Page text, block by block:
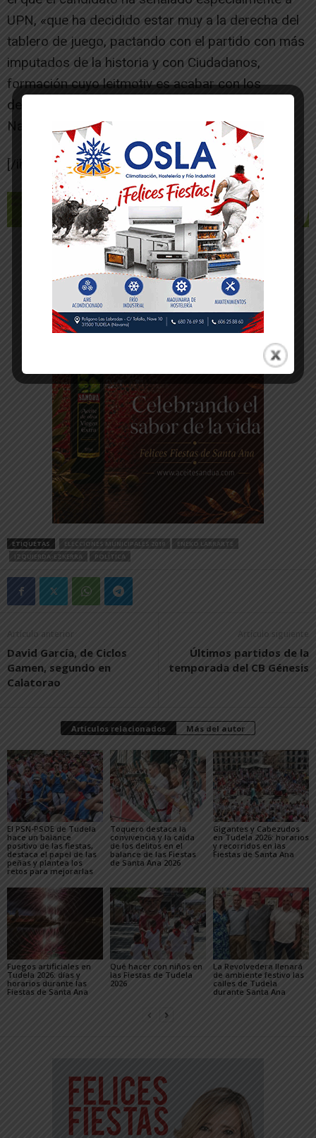
UPN, «que ha decidido estar muy a la derecha del
tablero de juego, pactando con el partido con más
imputados de la historia y con Ciudadanos,
formación cuyo leitmotiv es acabar con los
derechos históricos de comunidades como
Navarra o Euskadi».
[/ihc-hide-content]
-- Publicidad --
ETIQUETAS ELECCIONES MUNICIPALES 2019
ENEKO LARRARTE
IZQUIERDA-EZKERRA
POLÍTICA
Artículo anterior
David García, de Ciclos
Gamen, segundo en
Calatorao
Artículo siguiente
Últimos partidos de la
temporada del CB Génesis
Artículos relacionados Más del autor
El PSN-PSOE de Tudela
hace un balance
positivo de las fiestas,
destaca el papel de las
peñas y plantea los
retos para mejorarlas
Toquero destaca la
convivencia y la caída
de los delitos en el
balance de las Fiestas
de Santa Ana 2026
Gigantes y Cabezudos
en Tudela 2026: horarios
y recorridos en las
Fiestas de Santa Ana
Fuegos artificiales en
Tudela 2026: días y
horarios durante las
Fiestas de Santa Ana
Qué hacer con niños en
las Fiestas de Tudela
2026
La Revolvedera llenará
de ambiente festivo las
calles de Tudela
durante Santa Ana